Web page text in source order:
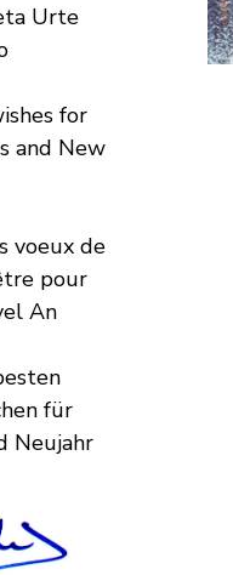
Urte
for
and New
voeux de
pour
An
für
Neujahr